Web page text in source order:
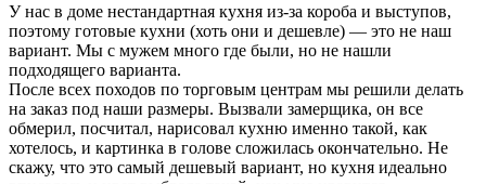
У нас в доме нестандартная кухня из-за короба и выступов,
поэтому готовые кухни (хоть они и дешевле) — это не наш
вариант. Мы с мужем много где были, но не нашли
подходящего варианта.
После всех походов по торговым центрам мы решили делать
на заказ под наши размеры. Вызвали замерщика, он все
обмерил, посчитал, нарисовал кухню именно такой, как
хотелось, и картинка в голове сложилась окончательно. Не
скажу, что это самый дешевый вариант, но кухня идеально